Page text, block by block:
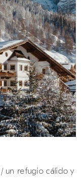
| un refugio cálido y